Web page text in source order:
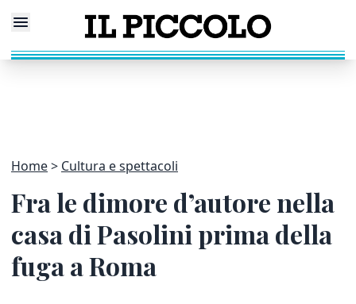
Home Cultura e spettacoli
Fra le dimore d’autore nella
casa di Pasolini prima della
fuga a Roma